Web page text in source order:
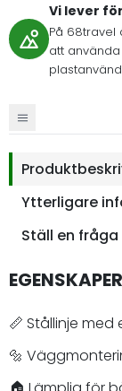
Vi lever
På 68travel
att
Ytterligare
Ställ en fråga
EGENSKAPER
📏 Stållinje med
🔩